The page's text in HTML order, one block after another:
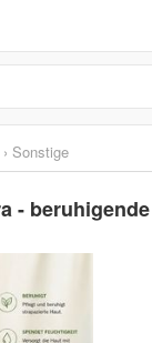
› Sonstige
-